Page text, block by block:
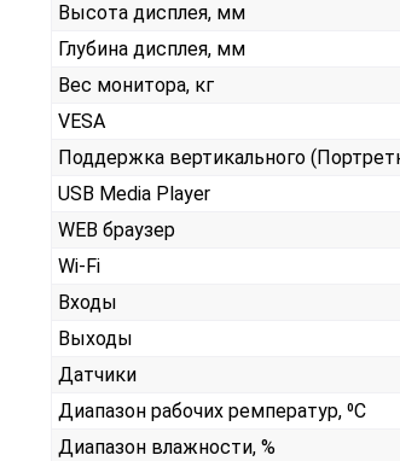
Высота дисплея, мм
Глубина дисплея, мм
Вес монитора, кг
VESA
Поддержка вертикального
USB Media Player
WEB браузер
Wi-Fi
Входы
Выходы
Датчики
Диапазон рабочих ремператур, ⁰С
Диапазон влажности, %